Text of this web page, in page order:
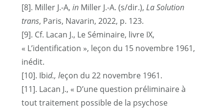
[8]. Miller J.-A, in Miller J.-A. (s/dir.), La Solution
trans, Paris, Navarin, 2022, p. 123.
[9]. Cf. Lacan J., Le Séminaire, livre IX,
« L’identification », leçon du 15 novembre 1961,
inédit.
[10]. Ibid., leçon du 22 novembre 1961.
[11]. Lacan J., « D’une question préliminaire à
tout traitement possible de la psychose